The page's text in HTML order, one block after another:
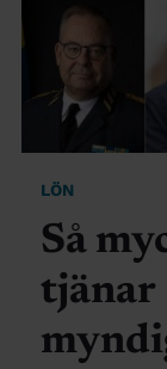
LÖN
Så
tjänar